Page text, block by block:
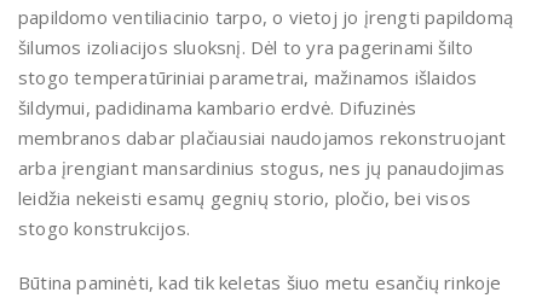
papildomo ventiliacinio tarpo, o vietoj jo įrengti papildomą
šilumos izoliacijos sluoksnį. Dėl to yra pagerinami šilto
stogo temperatūriniai parametrai, mažinamos išlaidos
šildymui, padidinama kambario erdvė. Difuzinės
membranos dabar plačiausiai naudojamos rekonstruojant
arba įrengiant mansardinius stogus, nes jų panaudojimas
leidžia nekeisti esamų gegnių storio, pločio, bei visos
stogo konstrukcijos.
Būtina paminėti, kad tik keletas šiuo metu esančių rinkoje